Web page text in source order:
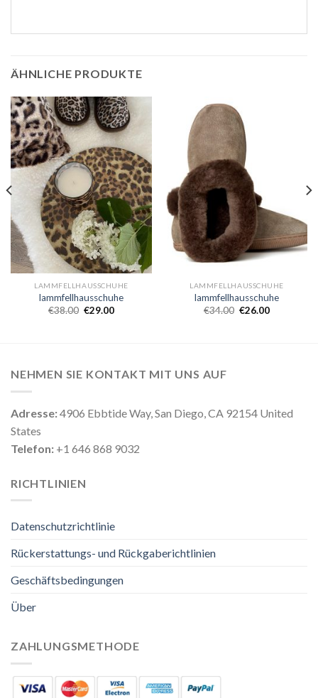
ÄHNLICHE PRODUKTE
LAMMFELLHAUSSCHUHE
lammfellhausschuhe
€38.00 €29.00
LAMMFELLHAUSSCHUHE
lammfellhausschuhe
€34.00 €26.00
NEHMEN SIE KONTAKT MIT UNS AUF
Adresse:4906 Ebbtide Way, San Diego, CA 92154 United
States
Telefon: +1 646 868 9032
RICHTLINIEN
Datenschutzrichtlinie
Rückerstattungs- und Rückgaberichtlinien
Geschäftsbedingungen
Über
ZAHLUNGSMETHODE